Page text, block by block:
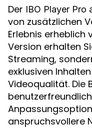
Der IBO Player Pro
von zusätzlichen
Erlebnis erheblich
Version erhalten
Streaming,
exklusiven
Videoqualität. Die
anspruchsvollere